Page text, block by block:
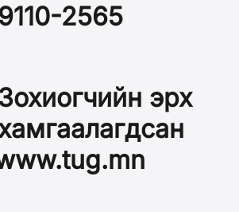
2565
эрх